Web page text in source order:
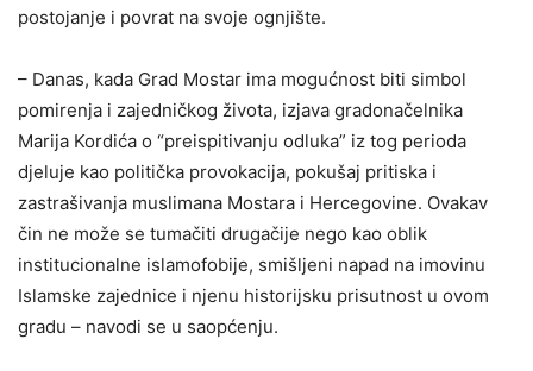
postojanje i povrat na svoje ognjište.
– Danas, kada Grad Mostar ima mogućnost biti simbol
pomirenja i zajedničkog života, izjava gradonačelnika
Marija Kordića o “preispitivanju odluka” iz tog perioda
djeluje kao politička provokacija, pokušaj pritiska i
zastrašivanja muslimana Mostara i Hercegovine. Ovakav
čin ne može se tumačiti drugačije nego kao oblik
institucionalne islamofobije, smišljeni napad na imovinu
Islamske zajednice i njenu historijsku prisutnost u ovom
gradu – navodi se u saopćenju.